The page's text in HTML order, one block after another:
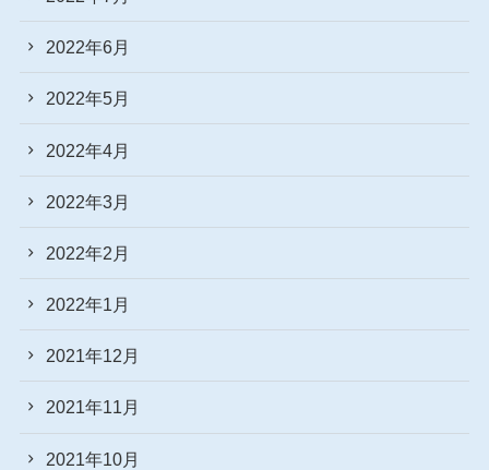
2022年6月
2022年5月
2022年4月
2022年3月
2022年2月
2022年1月
2021年12月
2021年11月
2021年10月